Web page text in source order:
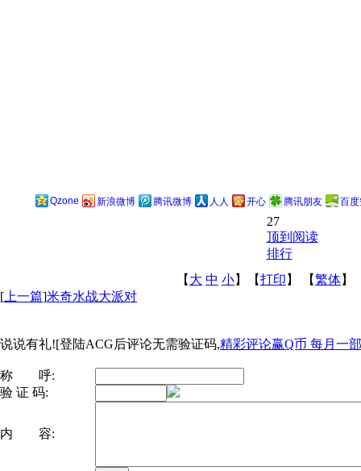
Qzone 新浪微博 腾讯微博 人人 开心 腾讯朋友 百
27
顶到阅读
排行
【 大 中 小】【打印 】 【繁体】
[ 上一篇]米奇水战大派对
说说有礼![登陆ACG后评论无需验证码,精彩评论赢Q币 每月一
称 呼:
验 证 码:
内 容: